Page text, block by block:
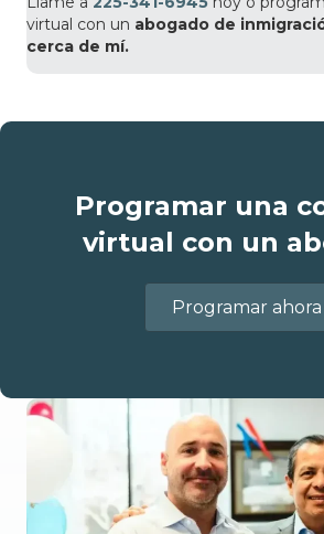
virtual con un abogado de
cerca de mí.
Programar una
virtual con un
Programar ahora